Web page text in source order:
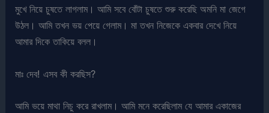
মুখে নিয়ে চুষতে লাগলাম। আমি সবে বোঁটা চুষতে শুরু করেছি অমনি মা জেগে
উঠল। আমি তখন ভয় পেয়ে গেলাম। মা তখন নিজেকে একবার দেখে নিয়ে
আমার দিকে তাকিয়ে বলল।
মাঃ দেব! এসব কী করছিস?
আমি ভয়ে মাথা নিচু করে রাখলাম। আমি মনে করেছিলাম যে আমার একাজের